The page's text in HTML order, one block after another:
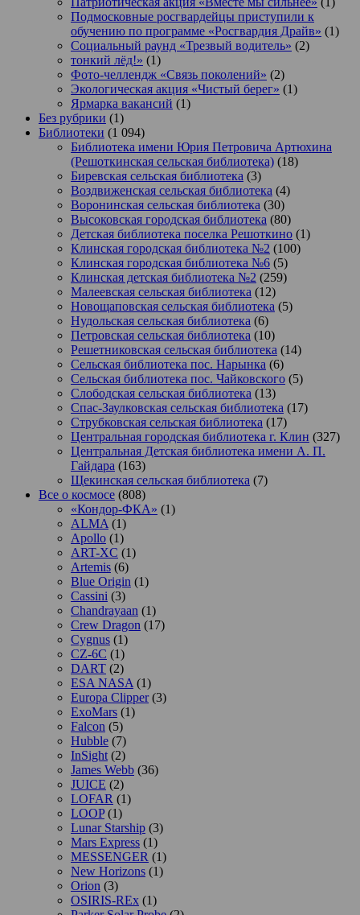
Подмосковные росгвардейцы приступили к
обучению по программе «Росгвардия Драйв» (1)
Социальный раунд «Трезвый водитель» (2)
тонкий лёд!» (1)
Фото-челлендж «Связь поколений» (2)
Экологическая акция «Чистый берег» (1)
Ярмарка вакансий (1)
Без рубрики (1)
Библиотеки (1 094)
Библиотека имени Юрия Петровича Артюхина
(Решоткинская сельская библиотека) (18)
Биревская сельская библиотека (3)
Воздвиженская сельская библиотека (4)
Воронинская сельская библиотека (30)
Высоковская городская библиотека (80)
Детская библиотека поселка Решоткино (1)
Клинская городская библиотека №2 (100)
Клинская городская библиотека №6 (5)
Клинская детская библиотека №2 (259)
Малеевская сельская библиотека (12)
Новощаповская сельская библиотека (5)
Нудольская сельская библиотека (6)
Петровская сельская библиотека (10)
Решетниковская сельская библиотека (14)
Сельская библиотека пос. Нарынка (6)
Сельская библиотека пос. Чайковского (5)
Слободская сельская библиотека (13)
Спас-Заулковская сельская библиотека (17)
Струбковская сельская библиотека (17)
Центральная городская библиотека г. Клин (327)
Центральная Детская библиотека имени А. П.
Гайдара (163)
Щекинская сельская библиотека (7)
Все о космосе (808)
«Кондор-ФКА» (1)
ALMA(1)
Apollo (1)
ART-XC (1)
Artemis (6)
Blue Origin (1)
Cassini (3)
Chandrayaan (1)
Crew Dragon (17)
Cygnus (1)
CZ-6C (1)
DART (2)
ESA NASA(1)
Europa Clipper(3)
ExoMars (1)
Falcon (5)
Hubble (7)
InSight(2)
James Webb (36)
JUICE (2)
LOFAR (1)
LOOP(1)
Lunar Starship (3)
Mars Express (1)
MESSENGER (1)
New Horizons (1)
Orion (3)
OSIRIS-REx (1)